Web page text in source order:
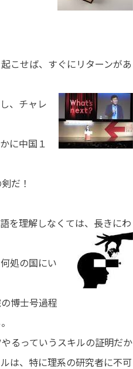
こせば、すぐにリターンがあ
、チャレ
に中国１
だ！
を理解しなくては、長きにわ
処の国にい
博士号過程
る。
るっていうスキルの証明だか
は、特に理系の研究者に不可